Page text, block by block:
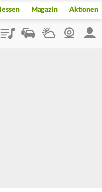
Magazin Aktionen
PlaylistStaupilotWetterWebcam